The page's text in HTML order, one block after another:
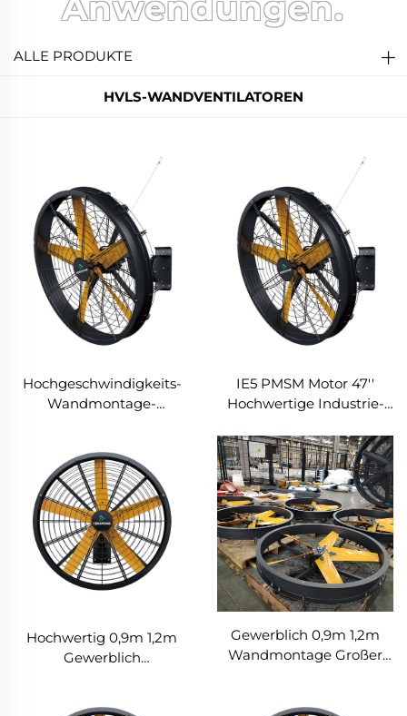
ALLE PRODUKTE
HVLS-WANDVENTILATOREN
Hochgeschwindigkeits-
Wandmontage-
Qualität mit 220V-Motor
für Fertigungsbetriebe,
Restaurants, Bauernhöfe
und Hotels
IE5 PMSM Motor 47''
Hochwertige Industrie-
Lagerhausventilatoren
Für Fertigungsbetriebe
Restaurants Hotels 220V
Spannung
Hochwertig 0,9m 1,2m
Gewerblich
Gewerblich 0,9m 1,2m
Wandmontage Großer